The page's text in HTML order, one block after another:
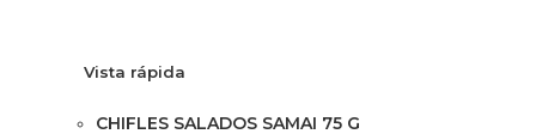
Vista rápida
CHIFLES SALADOS SAMAI 75 G